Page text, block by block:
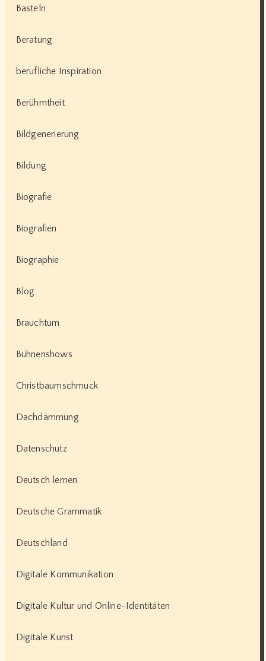
Basteln
Beratung
berufliche Inspiration
Berühmtheit
Bildgenerierung
Bildung
Biografie
Biografien
Biographie
Blog
Brauchtum
Bühnenshows
Christbaumschmuck
Dachdämmung
Datenschutz
Deutsch lernen
Deutsche Grammatik
Deutschland
Digitale Kommunikation
Digitale Kultur und Online-Identitäten
Digitale Kunst